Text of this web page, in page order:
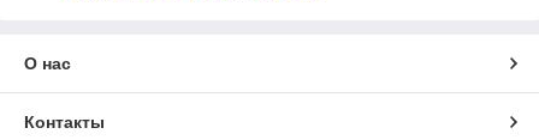
О нас
Контакты